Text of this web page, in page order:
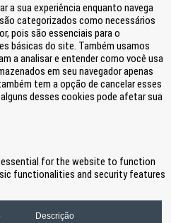
a sua experiência enquanto navega
categorizados como necessários
pois são essenciais para o
básicas do site. Também usamos
a analisar e entender como você usa
em seu navegador apenas
tem a opção de cancelar esses
desses cookies pode afetar sua
for the website to function
functionalities and security features
Descrição